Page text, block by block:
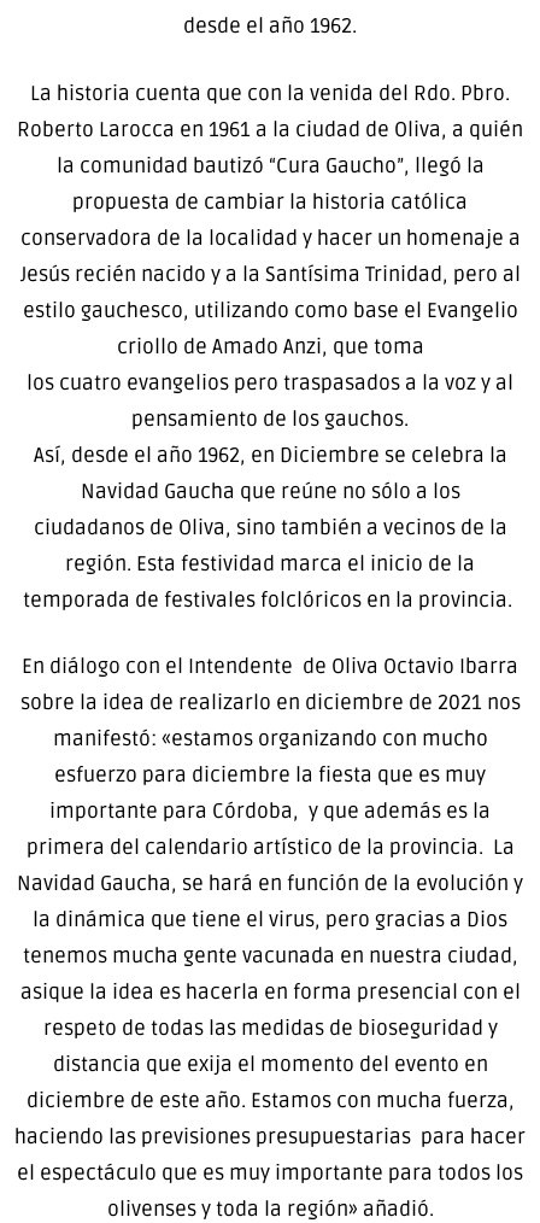
desde el año 1962.
La historia cuenta que con la venida del Rdo. Pbro.
Roberto Larocca en 1961 a la ciudad de Oliva, a quién
la comunidad bautizó “Cura Gaucho”, llegó la
propuesta de cambiar la historia católica
conservadora de la localidad y hacer un homenaje a
Jesús recién nacido y a la Santísima Trinidad, pero al
estilo gauchesco, utilizando como base el Evangelio
criollo de Amado Anzi, que toma
los cuatro evangelios pero traspasados a la voz y al
pensamiento de los gauchos.
Así, desde el año 1962, en Diciembre se celebra la
Navidad Gaucha que reúne no sólo a los
ciudadanos de Oliva, sino también a vecinos de la
región. Esta festividad marca el inicio de la
temporada de festivales folclóricos en la provincia.
En diálogo con el Intendente de Oliva Octavio Ibarra
sobre la idea de realizarlo en diciembre de 2021 nos
manifestó: «estamos organizando con mucho
esfuerzo para diciembre la fiesta que es muy
importante para Córdoba, y que además es la
primera del calendario artístico de la provincia. La
Navidad Gaucha, se hará en función de la evolución y
la dinámica que tiene el virus, pero gracias a Dios
tenemos mucha gente vacunada en nuestra ciudad,
asique la idea es hacerla en forma presencial con el
respeto de todas las medidas de bioseguridad y
distancia que exija el momento del evento en
diciembre de este año. Estamos con mucha fuerza,
haciendo las previsiones presupuestarias para hacer
el espectáculo que es muy importante para todos los
olivenses y toda la región» añadió.